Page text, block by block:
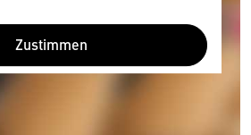
Zustimmen